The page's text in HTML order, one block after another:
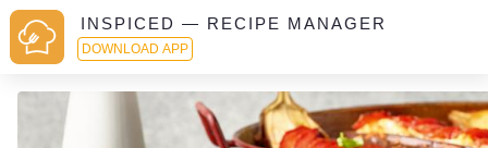
INSPICED — RECIPE MANAGER
DOWNLOAD APP